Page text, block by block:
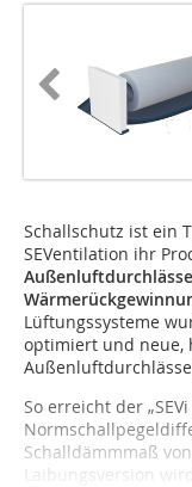
Schallschutz ist ein
SEVentilation ihr
Lüftungssysteme
optimiert und neue,
So erreicht der
Schalldämmmaß
Laibungsversion